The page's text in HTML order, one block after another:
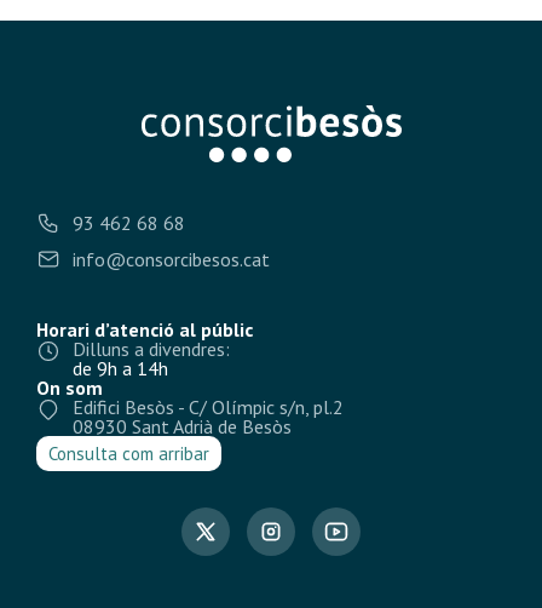
93 462 68 68
info@consorcibesos.cat
Horari d’atenció al públic
Dilluns a divendres:
de 9h a 14h
On som
Edifici Besòs - C/ Olímpic s/n, pl.2
08930 Sant Adrià de Besòs
Consulta com arribar